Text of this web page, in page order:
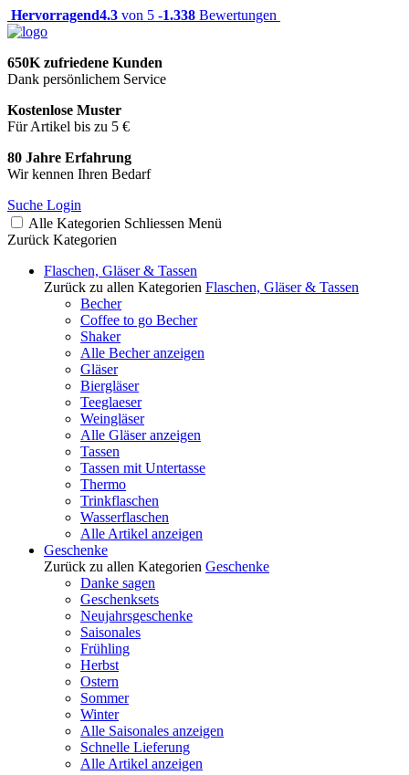
Hervorragend4.3 von 5 -1.338 Bewertungen
650K zufriedene Kunden
Dank persönlichem Service
Kostenlose Muster
Für Artikel bis zu 5 €
80 Jahre Erfahrung
Wir kennen Ihren Bedarf
Suche Login
Alle Kategorien Schliessen Menü
Zurück Kategorien
Flaschen, Gläser & Tassen
Zurück zu allen Kategorien Flaschen, Gläser & Tassen
Becher
Coffee to go Becher
Shaker
Alle Becher anzeigen
Gläser
Biergläser
Teeglaeser
Weingläser
Alle Gläser anzeigen
Tassen
Tassen mit Untertasse
Thermo
Trinkflaschen
Wasserflaschen
Alle Artikel anzeigen
Geschenke
Zurück zu allen Kategorien Geschenke
Danke sagen
Geschenksets
Neujahrsgeschenke
Saisonales
Frühling
Herbst
Ostern
Sommer
Winter
Alle Saisonales anzeigen
Schnelle Lieferung
Alle Artikel anzeigen